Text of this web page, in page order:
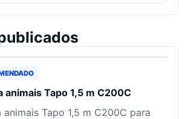
animais Tapo 1,5 m C200C
animais Tapo 1,5 m C200C para